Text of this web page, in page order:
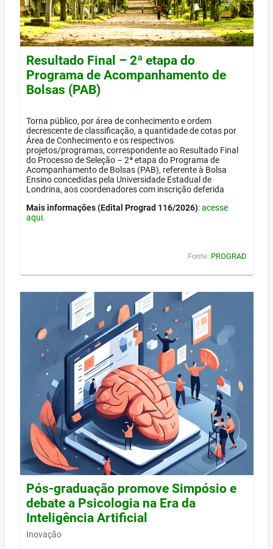
Resultado Final – 2ª etapa do
Programa de Acompanhamento de
Bolsas (PAB)
Torna público, por área de conhecimento e ordem
decrescente de classificação, a quantidade de cotas por
Área de Conhecimento e os respectivos
projetos/programas, correspondente ao Resultado Final
do Processo de Seleção – 2ª etapa do Programa de
Acompanhamento de Bolsas (PAB), referente à Bolsa
Ensino concedidas pela Universidade Estadual de
Londrina, aos coordenadores com inscrição deferida
Mais informações (Edital Prograd 116/2026):acesse
aqui.
Fonte: PROGRAD
Pós-graduação promove Simpósio e
debate a Psicologia na Era da
Inteligência Artificial
Inovação